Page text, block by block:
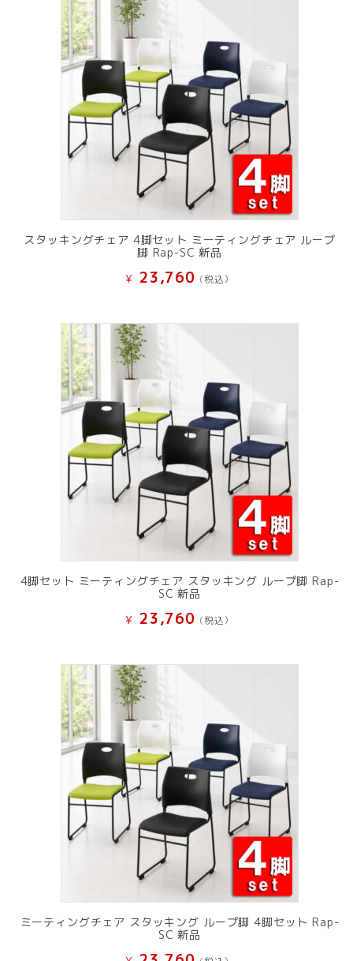
スタッキングチェア 4脚セット ミーティングチェア ループ
脚 Rap-SC 新品
¥ 23,760 (税込）
4脚セット ミーティングチェア スタッキング ループ脚 Rap-
SC 新品
¥ 23,760 (税込）
ミーティングチェア スタッキング ループ脚 4脚セット Rap-
SC 新品